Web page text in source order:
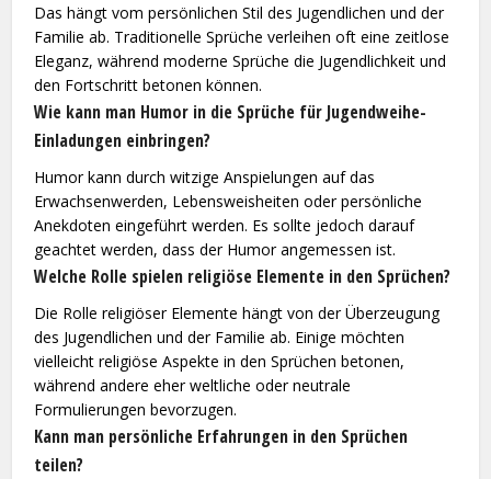
Das hängt vom persönlichen Stil des Jugendlichen und der
Familie ab. Traditionelle Sprüche verleihen oft eine zeitlose
Eleganz, während moderne Sprüche die Jugendlichkeit und
den Fortschritt betonen können.
Wie kann man Humor in die Sprüche für Jugendweihe-
Einladungen einbringen?
Humor kann durch witzige Anspielungen auf das
Erwachsenwerden, Lebensweisheiten oder persönliche
Anekdoten eingeführt werden. Es sollte jedoch darauf
geachtet werden, dass der Humor angemessen ist.
Welche Rolle spielen religiöse Elemente in den Sprüchen?
Die Rolle religiöser Elemente hängt von der Überzeugung
des Jugendlichen und der Familie ab. Einige möchten
vielleicht religiöse Aspekte in den Sprüchen betonen,
während andere eher weltliche oder neutrale
Formulierungen bevorzugen.
Kann man persönliche Erfahrungen in den Sprüchen
teilen?